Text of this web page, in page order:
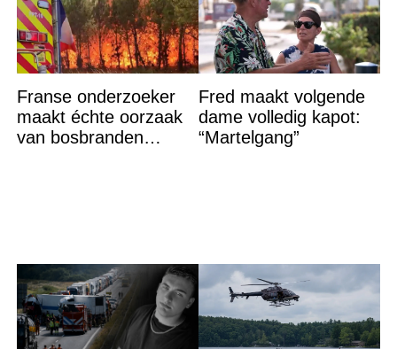
Franse onderzoeker
maakt échte oorzaak
van bosbranden
Fred maakt volgende
dame volledig kapot:
“Martelgang”